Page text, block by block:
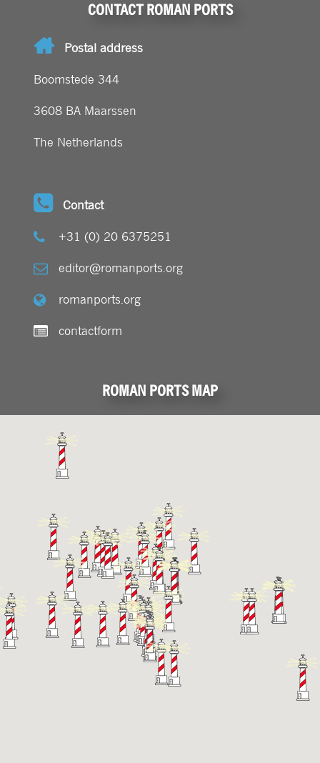
CONTACT ROMAN PORTS
Postal address
Boomstede 344
3608 BA Maarssen
The Netherlands
Contact
+31 (0) 20 6375251
editor@romanports.org
romanports.org
contactform
ROMAN PORTS MAP